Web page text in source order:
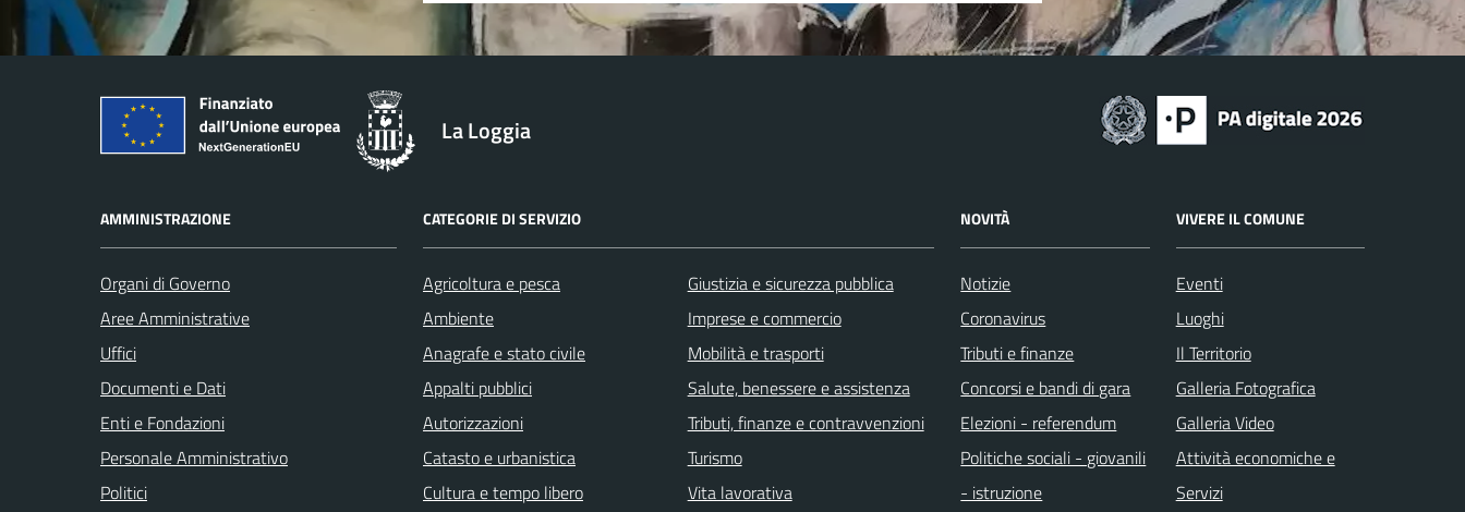
La Loggia
AMMINISTRAZIONE
Organi di Governo
Aree Amministrative
Uffici
Documenti e Dati
Enti e Fondazioni
Personale Amministrativo
Politici
CATEGORIE DI SERVIZIO
Agricoltura e pesca
Ambiente
Anagrafe e stato civile
Appalti pubblici
Autorizzazioni
Catasto e urbanistica
Cultura e tempo libero
Giustizia e sicurezza pubblica
Imprese e commercio
Mobilità e trasporti
Salute, benessere e assistenza
Tributi, finanze e contravvenzioni
Turismo
Vita lavorativa
NOVITÀ
Notizie
Coronavirus
Tributi e finanze
Concorsi e bandi di gara
Elezioni - referendum
Politiche sociali - giovanili
- istruzione
VIVERE IL COMUNE
Eventi
Luoghi
Il Territorio
Galleria Fotografica
Galleria Video
Attività economiche e
Servizi